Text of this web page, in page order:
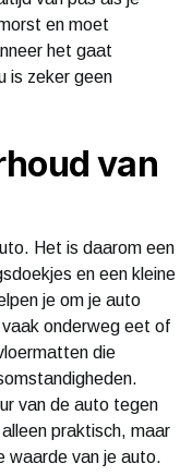
en moet
het gaat
is zeker geen
van
Het is daarom een
en een kleine
je om je auto
onderweg eet of
die
van de auto tegen
praktisch, maar
waarde van je auto.